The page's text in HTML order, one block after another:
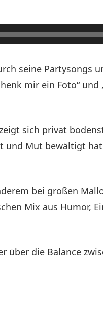
seine Partysongs
mir ein Foto“ und
sich privat
und Mut bewältigt
bei großen
Mix aus Humor,
über die Balance